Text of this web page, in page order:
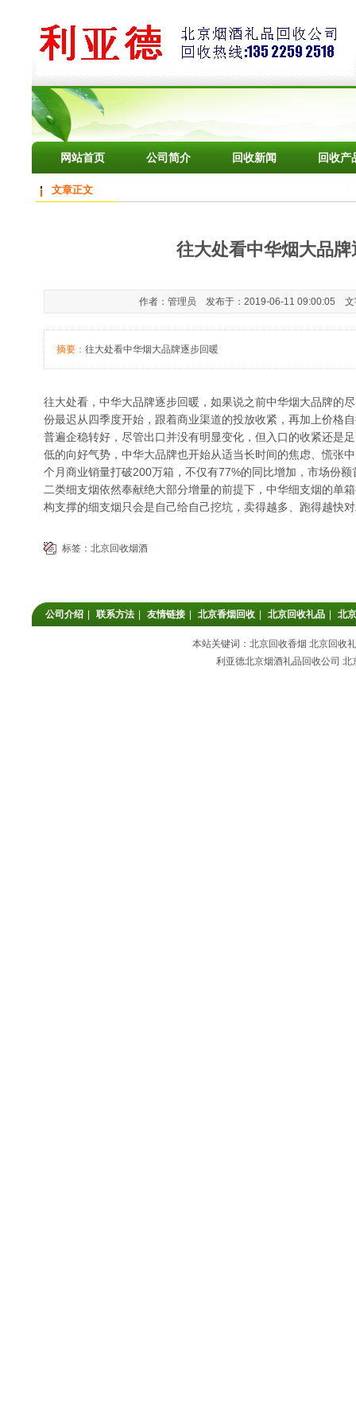
网站首页 公司简介 回收新闻 回收产
文章正文
往大处看中华烟大品
作者：管理员 发布于：2019-06-11 09:00:05 文
摘要： 往大处看中华烟大品牌逐步回暖
往大处看，中华大品牌逐步回暖，如果说之前中华烟大品牌的
份最迟从四季度开始，跟着商业渠道的投放收紧，再加上价格
普遍企稳转好，尽管出口并没有明显变化，但入口的收紧还是
低的向好气势，中华大品牌也开始从适当长时间的焦虑、慌张
个月商业销量打破200万箱，不仅有77%的同比增加，市场份
二类细支烟依然奉献绝大部分增量的前提下，中华细支烟的单
构支撑的细支烟只会是自己给自己挖坑，卖得越多、跑得越快
标签： 北京回收烟酒
公司介绍 联系方法 友情链接 北京香烟回收 北京回收礼品 北
本站关键词：北京回收香烟 北京回收
利亚德北京烟酒礼品回收公司